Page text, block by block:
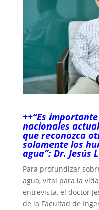
++“Es
nacionales
que reconozca
solamente los
agua”: Dr. Jesús
Para profundizar
agua, vital para la
entrevista, el doctor
de la Facultad de